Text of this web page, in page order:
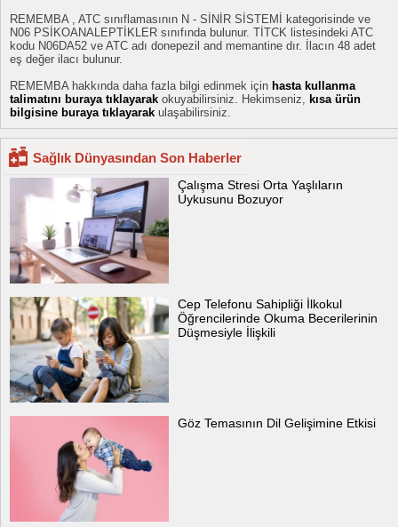
REMEMBA , ATC sınıflamasının N - SİNİR SİSTEMİ kategorisinde ve
N06 PSİKOANALEPTİKLER sınıfında bulunur. TİTCK listesindeki ATC
kodu N06DA52 ve ATC adı donepezil and memantine dır. İlacın 48 adet
eş değer ilacı bulunur.
REMEMBA hakkında daha fazla bilgi edinmek için hasta kullanma
talimatını buraya tıklayarak okuyabilirsiniz. Hekimseniz, kısa ürün
bilgisine buraya tıklayarak ulaşabilirsiniz.
Sağlık Dünyasından Son Haberler
Çalışma Stresi Orta Yaşlıların
Uykusunu Bozuyor
Cep Telefonu Sahipliği İlkokul
Öğrencilerinde Okuma Becerilerinin
Düşmesiyle İlişkili
Göz Temasının Dil Gelişimine Etkisi